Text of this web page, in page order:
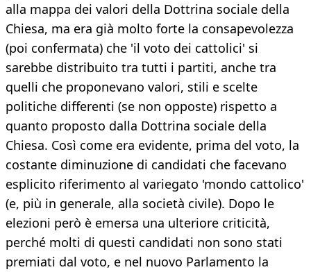
alla mappa dei valori della Dottrina sociale della
Chiesa, ma era già molto forte la consapevolezza
(poi confermata) che 'il voto dei cattolici' si
sarebbe distribuito tra tutti i partiti, anche tra
quelli che proponevano valori, stili e scelte
politiche differenti (se non opposte) rispetto a
quanto proposto dalla Dottrina sociale della
Chiesa. Così come era evidente, prima del voto, la
costante diminuzione di candidati che facevano
esplicito riferimento al variegato 'mondo cattolico'
(e, più in generale, alla società civile). Dopo le
elezioni però è emersa una ulteriore criticità,
perché molti di questi candidati non sono stati
premiati dal voto, e nel nuovo Parlamento la